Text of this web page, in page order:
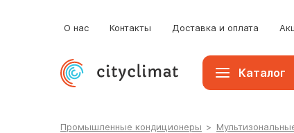
О нас Контакты Доставка и оплата
Каталог
Промышленные кондиционеры >